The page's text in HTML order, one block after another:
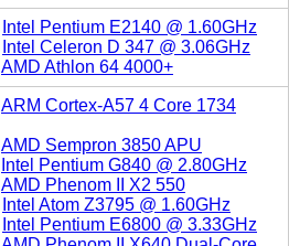
Intel Pentium E2140 @ 1.60GHz
Intel Celeron D 347 @ 3.06GHz
AMD Athlon 64 4000+
ARM Cortex-A57 4 Core 1734
AMD Sempron 3850 APU
Intel Pentium G840 @ 2.80GHz
AMD Phenom II X2 550
Intel Atom Z3795 @ 1.60GHz
Intel Pentium E6800 @ 3.33GHz